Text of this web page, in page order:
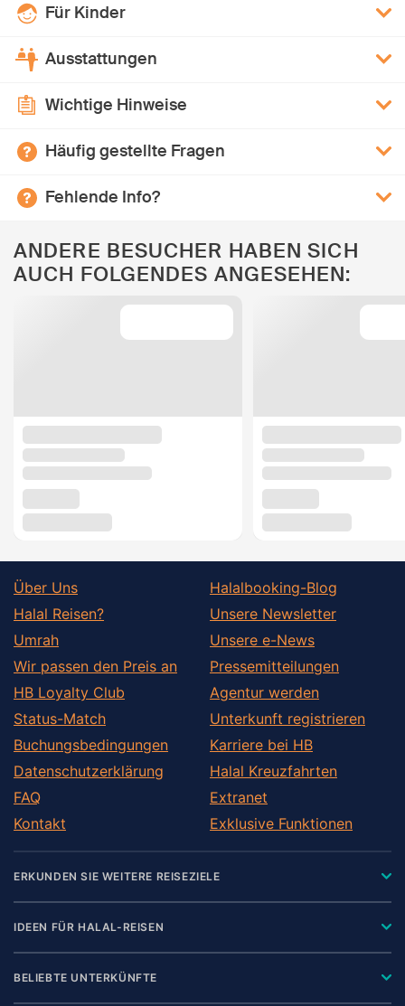
Für Kinder
Ausstattungen
Wichtige Hinweise
Häufig gestellte Fragen
Fehlende Info?
ANDERE BESUCHER HABEN SICH
AUCH FOLGENDES ANGESEHEN:
Über Uns
Halal Reisen?
Umrah
Wir passen den Preis an
HB Loyalty Club
Status-Match
Buchungsbedingungen
Datenschutzerklärung
FAQ
Kontakt
Halalbooking-Blog
Unsere Newsletter
Unsere e-News
Pressemitteilungen
Agentur werden
Unterkunft registrieren
Karriere bei HB
Halal Kreuzfahrten
Extranet
Exklusive Funktionen
ERKUNDEN SIE WEITERE REISEZIELE
IDEEN FÜR HALAL-REISEN
BELIEBTE UNTERKÜNFTE